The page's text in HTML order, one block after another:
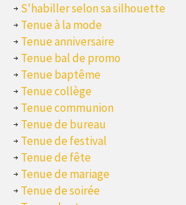
S'habiller selon sa silhouette
Tenue à la mode
Tenue anniversaire
Tenue bal de promo
Tenue baptême
Tenue collège
Tenue communion
Tenue de bureau
Tenue de festival
Tenue de fête
Tenue de mariage
Tenue de soirée